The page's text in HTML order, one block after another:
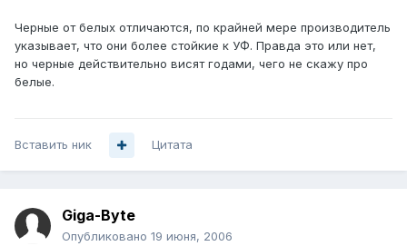
Черные от белых отличаются, по крайней мере производитель
указывает, что они более стойкие к УФ. Правда это или нет,
но черные действительно висят годами, чего не скажу про
белые.
Вставить ник Цитата
Giga-Byte
Опубликовано 19 июня, 2006